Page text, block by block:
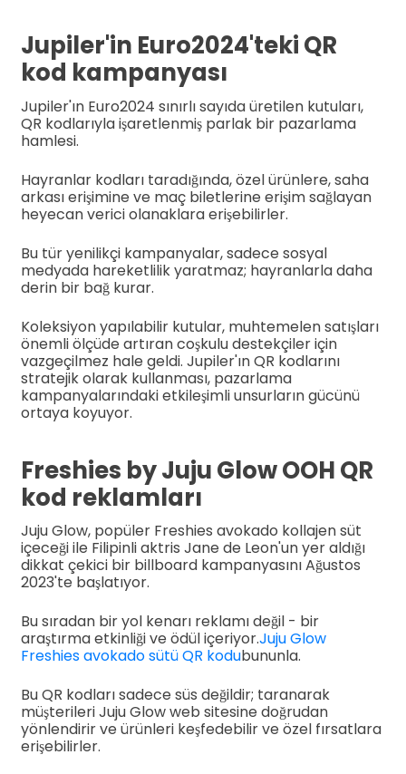
Jupiler'in Euro2024'teki QR
kod kampanyası
Jupiler'ın Euro2024 sınırlı sayıda üretilen kutuları,
QR kodlarıyla işaretlenmiş parlak bir pazarlama
hamlesi.
Hayranlar kodları taradığında, özel ürünlere, saha
arkası erişimine ve maç biletlerine erişim sağlayan
heyecan verici olanaklara erişebilirler.
Bu tür yenilikçi kampanyalar, sadece sosyal
medyada hareketlilik yaratmaz; hayranlarla daha
derin bir bağ kurar.
Koleksiyon yapılabilir kutular, muhtemelen satışları
önemli ölçüde artıran coşkulu destekçiler için
vazgeçilmez hale geldi. Jupiler'ın QR kodlarını
stratejik olarak kullanması, pazarlama
kampanyalarındaki etkileşimli unsurların gücünü
ortaya koyuyor.
Freshies by Juju Glow OOH QR
kod reklamları
Juju Glow, popüler Freshies avokado kollajen süt
içeceği ile Filipinli aktris Jane de Leon'un yer aldığı
dikkat çekici bir billboard kampanyasını Ağustos
2023'te başlatıyor.
Bu sıradan bir yol kenarı reklamı değil - bir
araştırma etkinliği ve ödül içeriyor.Juju Glow
Freshies avokado sütü QR kodubununla.
Bu QR kodları sadece süs değildir; taranarak
müşterileri Juju Glow web sitesine doğrudan
yönlendirir ve ürünleri keşfedebilir ve özel fırsatlara
erişebilirler.